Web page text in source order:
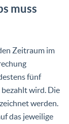
muss
Zeitraum im
fünf
wird. Die
werden.
das jeweilige